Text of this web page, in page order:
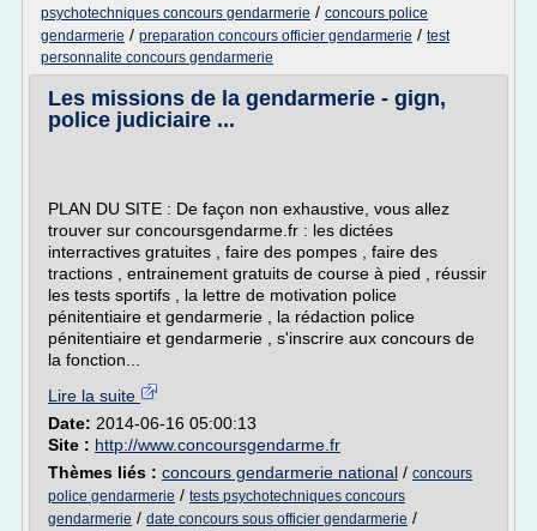
psychotechniques concours gendarmerie / concours police
gendarmerie / preparation concours officier gendarmerie / test
personnalite concours gendarmerie
Les missions de la gendarmerie - gign,
police judiciaire ...
PLAN DU SITE : De façon non exhaustive, vous allez
trouver sur concoursgendarme.fr : les dictées
interractives gratuites , faire des pompes , faire des
tractions , entrainement gratuits de course à pied , réussir
les tests sportifs , la lettre de motivation police
pénitentiaire et gendarmerie , la rédaction police
pénitentiaire et gendarmerie , s'inscrire aux concours de
la fonction...
Lire la suite
Date: 2014-06-16 05:00:13
Site : http://www.concoursgendarme.fr
Thèmes liés : concours gendarmerie national / concours
police gendarmerie / tests psychotechniques concours
gendarmerie / date concours sous officier gendarmerie /